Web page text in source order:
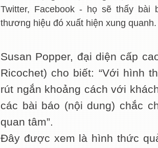
Twitter, Facebook - họ sẽ thấy
thương hiệu đó xuất hiện xung quanh.
Susan Popper, đại diện cấp
Ricochet) cho biết: “Với hình
rút ngắn khoảng cách với
các bài báo (nội dung) chắc
quan tâm”.
Đây được xem là hình thức